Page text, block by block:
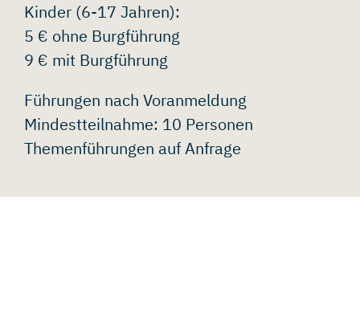
Kinder (6-17 Jahren):
5 € ohne Burgführung
9 € mit Burgführung
Führungen nach Voranmeldung
Mindestteilnahme: 10 Personen
Themenführungen auf Anfrage